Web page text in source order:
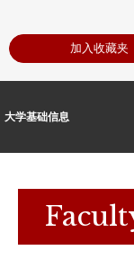
加入收藏夹
大学基础信息